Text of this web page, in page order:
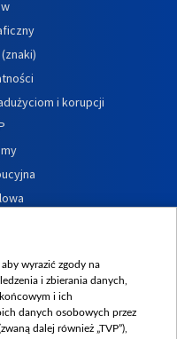
i korupcji
wyrazić zgody na
i zbierania danych,
i ich
danych osobowych przez
dalej również „TVP”),